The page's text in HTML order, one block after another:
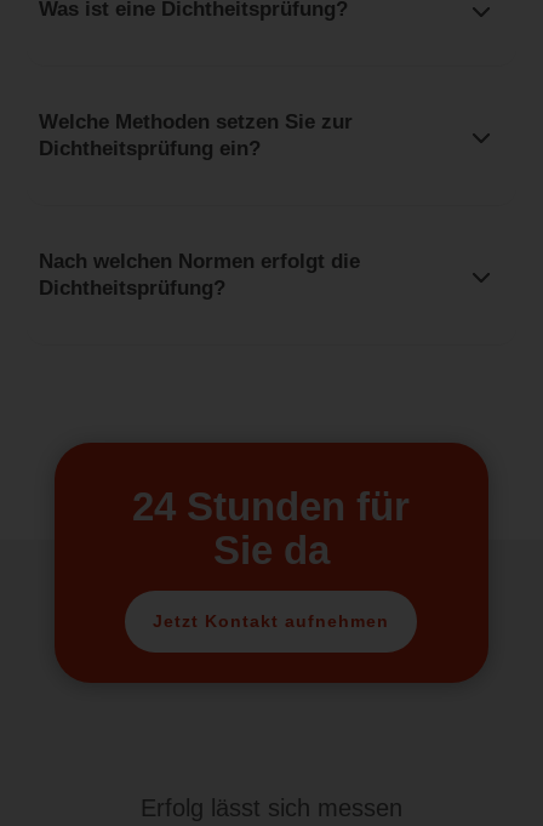
Was ist eine Dichtheitsprüfung?
Welche Methoden setzen Sie zur
Dichtheitsprüfung ein?
Nach welchen Normen erfolgt die
Dichtheitsprüfung?
24 Stunden für
Sie da
Jetzt Kontakt aufnehmen
Erfolg lässt sich messen